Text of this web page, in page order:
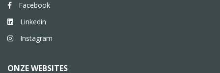
Facebook
Linkedin
Instagram
ONZE WEBSITES